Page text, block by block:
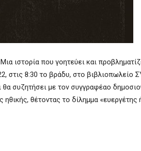
ιστορία που γοητεύει και
στις 8:30 το βράδυ, στο
θα συζητήσει με τον συγγραφέαο
θέτοντας το δίλημμα «ευεργέτης